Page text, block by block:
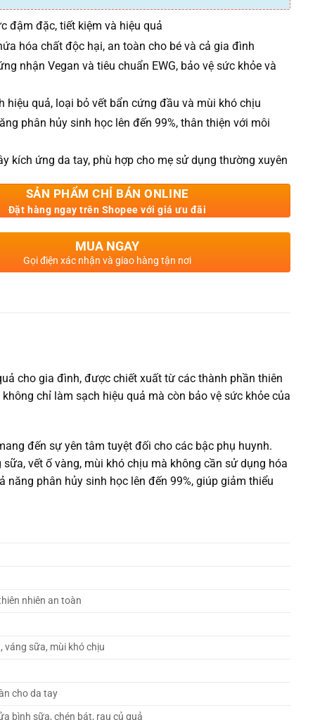
đậm đặc, tiết kiệm và hiệu quả
hóa chất độc hại, an toàn cho bé và cả gia đình
nhận Vegan và tiêu chuẩn EWG, bảo vệ sức khỏe và
hiệu quả, loại bỏ vết bẩn cứng đầu và mùi khó chịu
phân hủy sinh học lên đến 99%, thân thiện với môi
kích ứng da tay, phù hợp cho mẹ sử dụng thường xuyên
SẢN PHẨM CHỈ BÁN ONLINE
Đặt hàng ngay trên Shopee với giá ưu đãi
MUA NGAY
Gọi điện xác nhận và giao hàng tận nơi
cho gia đình, được chiết xuất từ các thành phần thiên
chỉ làm sạch hiệu quả mà còn bảo vệ sức khỏe của
đến sự yên tâm tuyệt đối cho các bậc phụ huynh.
vết ố vàng, mùi khó chịu mà không cần sử dụng hóa
phân hủy sinh học lên đến 99%, giúp giảm thiểu
nhiên an toàn
váng sữa, mùi khó chịu
cho da tay
bình sữa, chén bát, rau củ quả